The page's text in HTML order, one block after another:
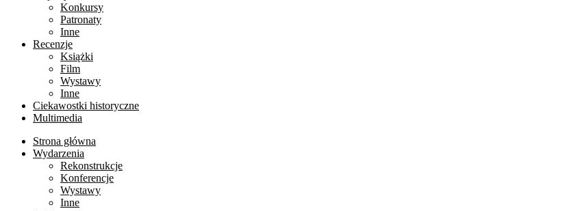
Konkursy
Patronaty
Inne
Recenzje
Książki
Film
Wystawy
Inne
Ciekawostki historyczne
Multimedia
Strona główna
Wydarzenia
Rekonstrukcje
Konferencje
Wystawy
Inne